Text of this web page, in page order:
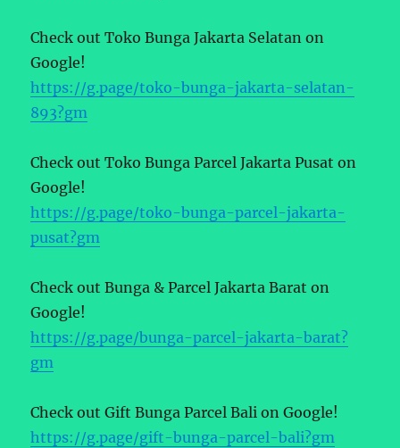
Check out Toko Bunga Jakarta Selatan on
Google!
https://g.page/toko-bunga-jakarta-selatan-
893?gm
Check out Toko Bunga Parcel Jakarta Pusat on
Google!
https://g.page/toko-bunga-parcel-jakarta-
pusat?gm
Check out Bunga & Parcel Jakarta Barat on
Google!
https://g.page/bunga-parcel-jakarta-barat?
gm
Check out Gift Bunga Parcel Bali on Google!
https://g.page/gift-bunga-parcel-bali?gm